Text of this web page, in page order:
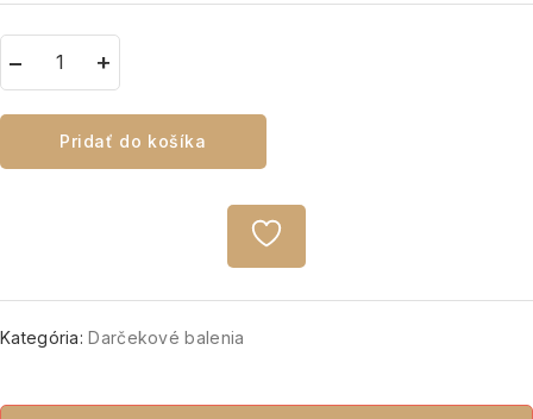
Pridať do košíka
Kategória:Darčekové balenia